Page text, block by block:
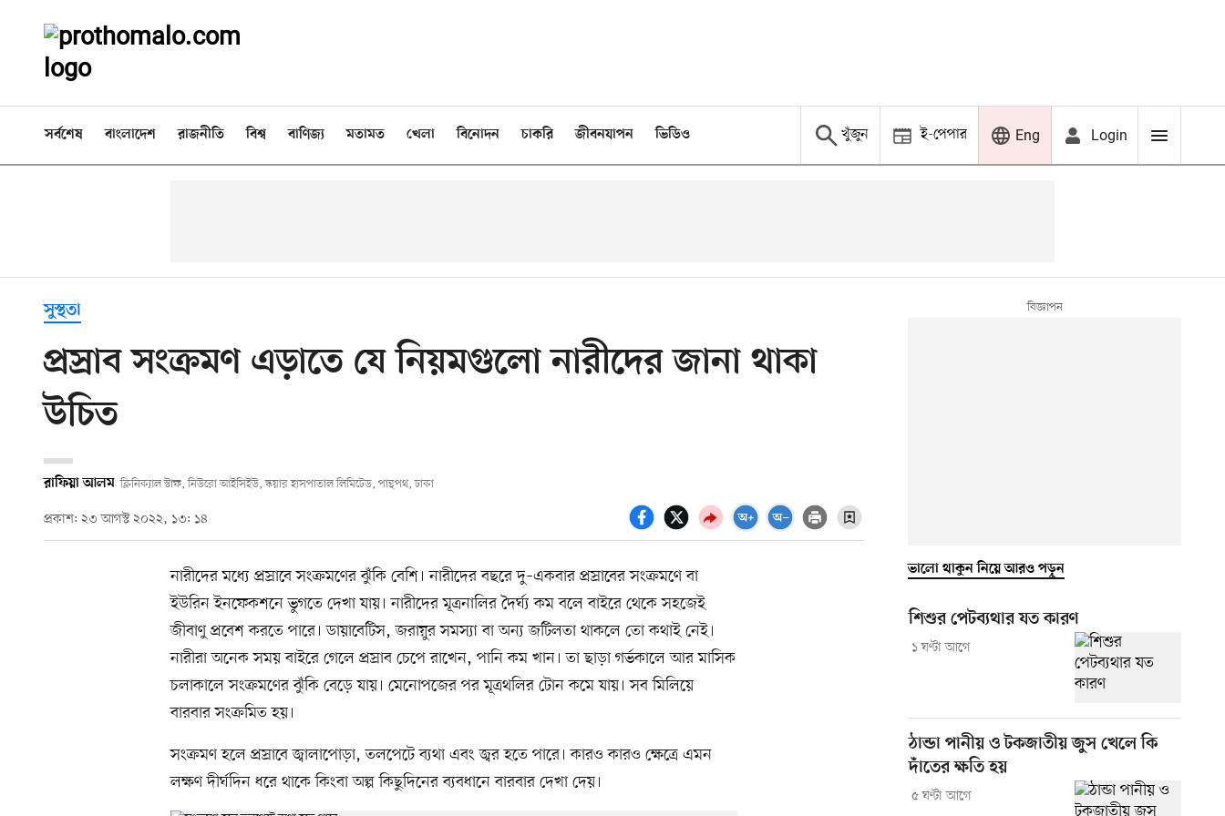
সর্বশেষ বাংলাদেশ রাজনীতি বিশ্ব বাণিজ্য মতামত খেলা বিনোদন চাকরি জীবনযাপন ভিডিও খুঁজুন ই-পেপার Eng Login
সুস্থতা
প্রস্রাব সংক্রমণ এড়াতে যে নিয়মগুলো নারীদের জানা থাকা
উচিত
রাফিয়া আলম ক্লিনিক্যাল স্টাফ, নিউরো আইসিইউ, স্কয়ার হাসপাতাল লিমিটেড, পান্থপথ, ঢাকা
প্রকাশ: ২৩ আগস্ট ২০২২, ১৩: ১৪
নারীদের মধ্যে প্রস্রাবে সংক্রমণের ঝুঁকি বেশি। নারীদের বছরে দু–একবার প্রস্রাবের সংক্রমণে বা
ইউরিন ইনফেকশনে ভুগতে দেখা যায়। নারীদের মূত্রনালির দৈর্ঘ্য কম বলে বাইরে থেকে সহজেই
জীবাণু প্রবেশ করতে পারে। ডায়াবেটিস, জরায়ুর সমস্যা বা অন্য জটিলতা থাকলে তো কথাই নেই।
নারীরা অনেক সময় বাইরে গেলে প্রস্রাব চেপে রাখেন, পানি কম খান। তা ছাড়া গর্ভকালে আর মাসিক
চলাকালে সংক্রমণের ঝুঁকি বেড়ে যায়। মেনোপজের পর মূত্রথলির টোন কমে যায়। সব মিলিয়ে
বারবার সংক্রমিত হয়।
সংক্রমণ হলে প্রস্রাবে জ্বালাপোড়া, তলপেটে ব্যথা এবং জ্বর হতে পারে। কারও কারও ক্ষেত্রে এমন
লক্ষণ দীর্ঘদিন ধরে থাকে কিংবা অল্প কিছুদিনের ব্যবধানে বারবার দেখা দেয়।
ভালো থাকুন নিয়ে আরও পড়ুন
শিশুর পেটব্যথার যত কারণ
১ ঘণ্টা আগে
ঠান্ডা পানীয় ও টকজাতীয় জুস খেলে কি
দাঁতের ক্ষতি হয়
৫ ঘণ্টা আগে